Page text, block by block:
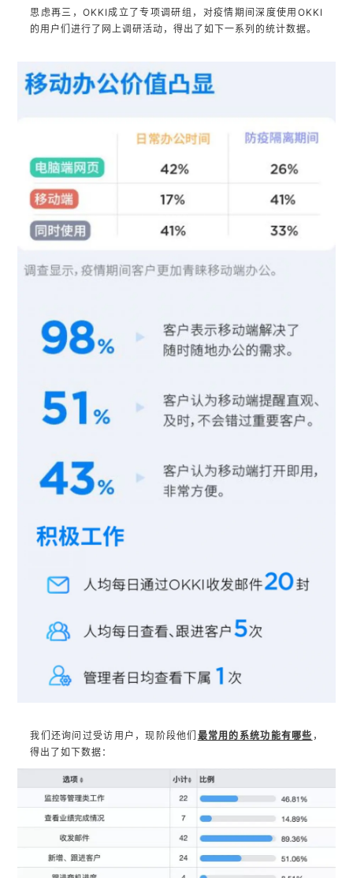
思虑再三，OKKI成立了专项调研组，对疫情期间深度使用OKKI
的用户们进行了网上调研活动，得出了如下一系列的统计数据。
我们还询问过受访用户，现阶段他们 最常用的系统功能有哪些 ，
得出了如下数据：